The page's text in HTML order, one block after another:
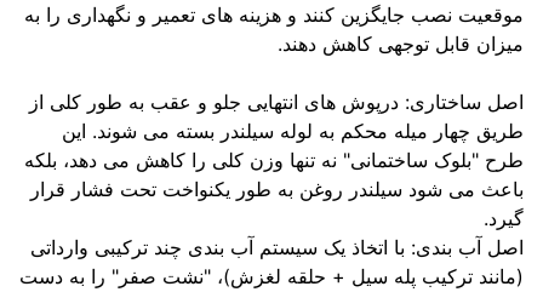
نصب جایگزین کنند و هزینه های تعمیر و نگهداری را به
قابل توجهی کاهش دهند.
ساختاری: درپوش های انتهایی جلو و عقب به طور کلی از
چهار میله محکم به لوله سیلندر بسته می شوند. این
"بلوک ساختمانی" نه تنها وزن کلی را کاهش می دهد، بلکه
می شود سیلندر روغن به طور یکنواخت تحت فشار قرار
آب بندی: با اتخاذ یک سیستم آب بندی چند ترکیبی وارداتی
ترکیب پله سیل + حلقه لغزش)، "نشت صفر" را به دست